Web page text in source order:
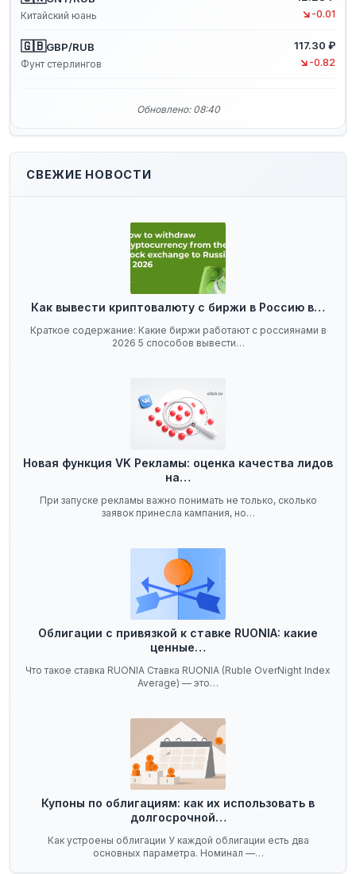
Китайский юань ↘ -0.01
🇬🇧GBP/RUB
Фунт стерлингов
117.30 ₽
↘ -0.82
Обновлено: 08:40
СВЕЖИЕ НОВОСТИ
Как вывести криптовалюту с биржи в Россию в…
Краткое содержание: Какие биржи работают с россиянами в
2026 5 способов вывести…
Новая функция VK Рекламы: оценка качества лидов
на…
При запуске рекламы важно понимать не только, сколько
заявок принесла кампания, но…
Облигации с привязкой к ставке RUONIA: какие
ценные…
Что такое ставка RUONIA Ставка RUONIA (Ruble OverNight Index
Average) — это…
Купоны по облигациям: как их использовать в
долгосрочной…
Как устроены облигации У каждой облигации есть два
основных параметра. Номинал —…